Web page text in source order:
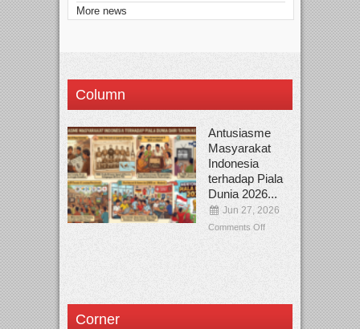
More news
Column
Antusiasme
Masyarakat
Indonesia
terhadap Piala
Dunia 2026...
Jun 27, 2026
Comments Off
Corner